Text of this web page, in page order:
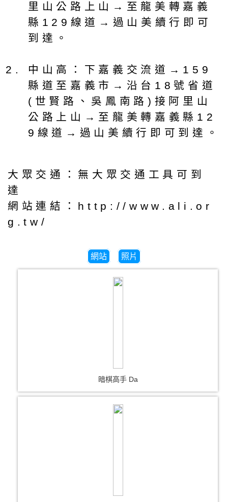
里山公路上山→至龍美轉嘉義
縣129線道→過山美續行即可
到達。
中山高：下嘉義交流道→159
縣道至嘉義市→沿台18號省道
(世賢路、吳鳳南路)接阿里山
公路上山→至龍美轉嘉義縣12
9線道→過山美續行即可到達。
大眾交通：無大眾交通工具可到
達
網站連結：http://www.ali.or
g.tw/
網站 照片
暗棋高手 Da